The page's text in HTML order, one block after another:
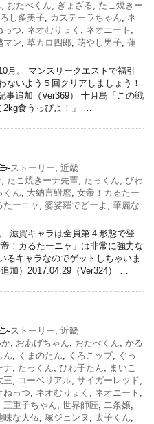
, おたべくん, ぎょざる, たこ焼きー
し多美子, カステーラちゃん, ネ
っつ, ネオむりょく , ネオニート ,
マン, 草カロ四郎, 萌やし男子, 蓮
月。 マンスリークエストで福引
ないよう５回クリアしましょう！
事追加（Ver369） 十月島「この戦
2kg食うっぴよ！」 …
-ストーリー, 近畿
, たこ焼きーナ先輩, たっくん, びわ
くん, 大納言鮒麿, 女帝！カるたー
たーニャ , 婆娑羅でどーよ , 華麗な
滋賀キャラは全員第４形態で登
！カるたーニャ」は非常に強力な
るキャラなのでゲットしちゃいま
加）2017.04.29（Ver324） …
-ストーリー, 近畿
, おあげちゃん, おたべくん, かる
ん, くまのたん, くろこップ, ぐっ
ナ, たっくん, びわ子たん, まいこ
王, コーベリアル, サイガーレッド,
ねっつ, ネオむりょく , ネオニート ,
三重子ちゃん, 世界師匠, 二条嬢,
味な大仏, 塚ジェンヌ , 太子くん,